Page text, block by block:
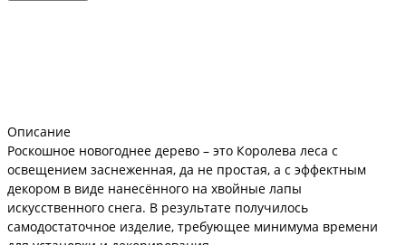
Описание
Роскошное новогоднее дерево – это Королева леса с
освещением заснеженная, да не простая, а с эффектным
декором в виде нанесённого на хвойные лапы
искусственного снега. В результате получилось
самодостаточное изделие, требующее минимума времени